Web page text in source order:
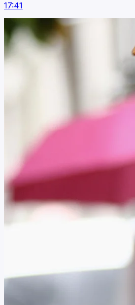
17:41